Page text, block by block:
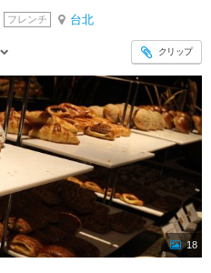
フレンチ 台北
クリップ
18